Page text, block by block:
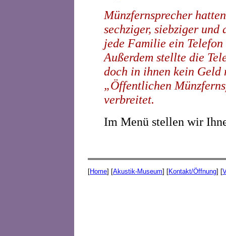
Münzfernsprecher
sechziger, siebziger
jede Familie ein
Außerdem stellte die
doch in ihnen kein Geld
„Öffentlichen
verbreitet.
Im Menü stellen wir
[Home] [Akustik-Museum] [Kontakt/Öffnung] [